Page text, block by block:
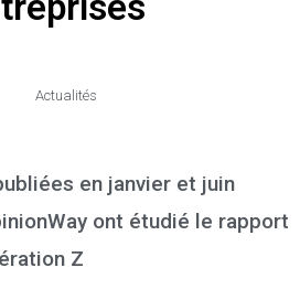
Actualités
en janvier et juin
ont étudié le rapport
Z